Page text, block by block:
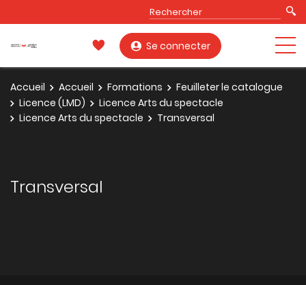
Se connecter
Accueil Accueil Formations
Feuilleter le catalogue
Licence (LMD)
Licence Arts du spectacle
Licence Arts du spectacle
Transversal
Transversal